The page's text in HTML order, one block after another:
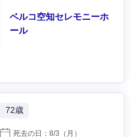
ベルコ空知セレモニーホ
ール
72歳
死去の日：8/3 （月）